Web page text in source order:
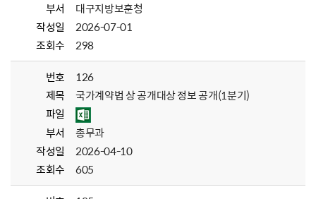
부서
대구지방보훈청
작성일
2026-07-01
조회수
298
번호
126
제목
국가계약법 상 공개대상 정보 공개(1분기)
파일
부서
총무과
작성일
2026-04-10
조회수
605